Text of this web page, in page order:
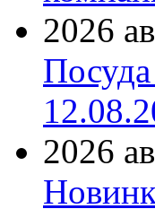
2026
2026